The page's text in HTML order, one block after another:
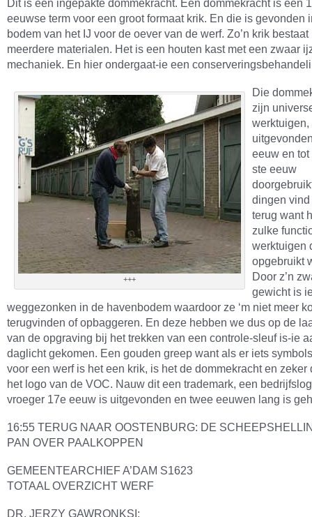
Dit is een ingepakte dommekracht. Een dommekracht is een
eeuwse term voor een groot formaat krik. En die is gevonden
bodem van het IJ voor de oever van de werf. Zo’n krik bestaat
meerdere materialen. Het is een houten kast met een zwaar
mechaniek. En hier ondergaat-ie een
+++
Die
zijn
werktuigen,
eeuw en
ste eeuw
dingen
terug want
zulke
werktuigen
opgebruikt
Door z’n
gewicht is
weggezonken in de havenbodem waardoor ze ‘m niet meer
terugvinden of opbaggeren. En deze hebben we dus op de
van de opgraving bij het trekken van een controle-sleuf is-ie
daglicht gekomen. Een gouden greep want als er iets
voor een werf is het een krik, is het de dommekracht en zeker
het logo van de VOC. Nauw dit een trademark, een
vroeger 17e eeuw is uitgevonden en twee eeuwen lang is
16:55 TERUG NAAR OOSTENBURG: DE
PAN OVER PAALKOPPEN
GEMEENTEARCHIEF A’DAM S1623
TOTAAL OVERZICHT WERF
DR. JERZY GAWRONKSI: